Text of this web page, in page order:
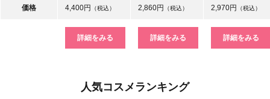
価格 4,400円 （税込） 2,860円 （税込） 2,970円 （税込）
詳細をみる 詳細をみる 詳細をみる
人気コスメランキング